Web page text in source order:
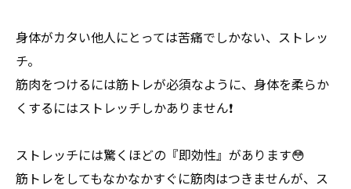
身体がカタい他人にとっては苦痛でしかない、ストレッ
チ。
筋肉をつけるには筋トレが必須なように、身体を柔らか
くするにはストレッチしかありません❗️
ストレッチには驚くほどの『即効性』があります😳
筋トレをしてもなかなかすぐに筋肉はつきませんが、ス